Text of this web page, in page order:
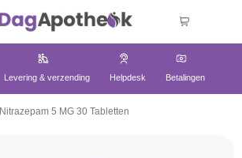
Levering & verzending Helpdesk Betalingen
Nitrazepam 5 MG 30 Tabletten